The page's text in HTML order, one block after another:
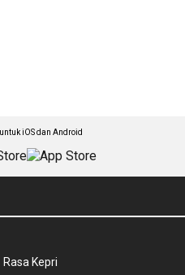
iOS dan Android
Rasa Kepri